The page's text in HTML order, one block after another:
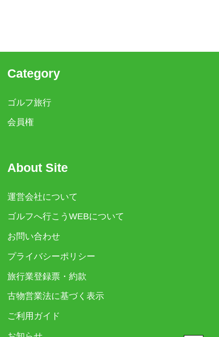
Category
ゴルフ旅行
会員権
About Site
運営会社について
ゴルフへ行こうWEBについて
お問い合わせ
プライバシーポリシー
旅行業登録票・約款
古物営業法に基づく表示
ご利用ガイド